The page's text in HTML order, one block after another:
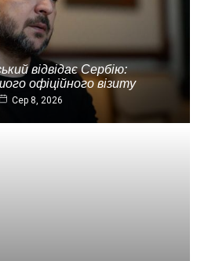
відвідає Сербію:
офіційного візиту
Сер 8, 2026